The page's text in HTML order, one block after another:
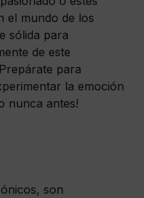
el mundo de los
sólida para
de este
para
la emoción
nunca antes!
son